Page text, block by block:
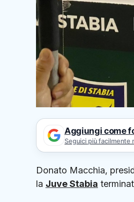
Aggiungi come
Seguici più facilmente
Donato Macchia,
la Juve Stabia